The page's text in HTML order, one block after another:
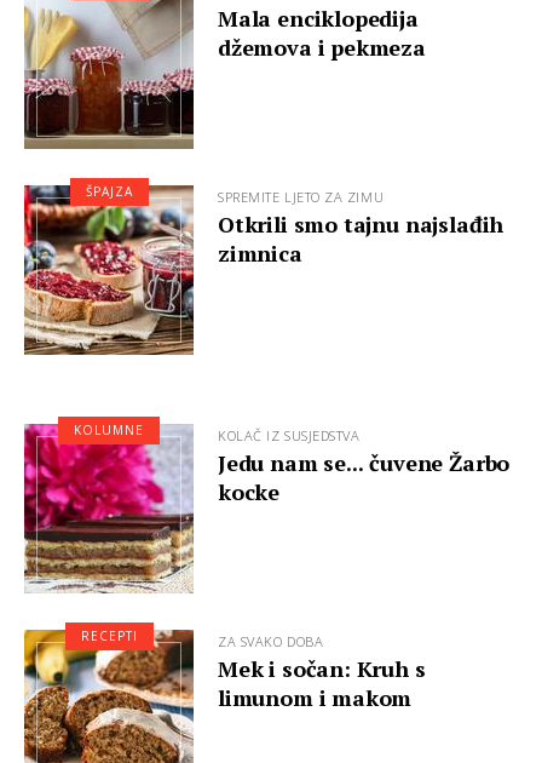
Mala enciklopedija
džemova i pekmeza
SPREMITE LJETO ZA ZIMU
Otkrili smo tajnu najslađih
zimnica
ŠPAJZA
KOLAČ IZ SUSJEDSTVA
Jedu nam se... čuvene Žarbo
kocke
KOLUMNE
ZA SVAKO DOBA
Mek i sočan: Kruh s
limunom i makom
RECEPTI